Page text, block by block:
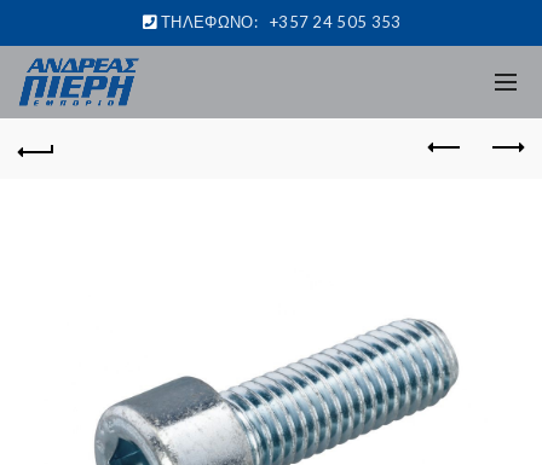
ΤΗΛΕΦΩΝΟ: +357 24 505 353